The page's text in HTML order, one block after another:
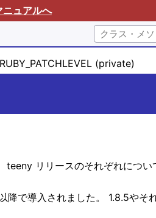
ュアルへ
RUBY_PATCHLEVEL (private)
リリースのそれぞれにつ
で導入されました。 1.8.5やそ